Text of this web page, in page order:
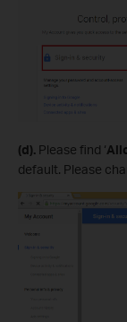
(d). Please find ‘
default. Please